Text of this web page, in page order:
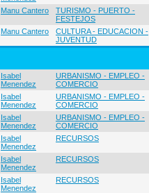
Manu Cantero
TURISMO - PUERTO -
FESTEJOS
Manu Cantero
CULTURA - EDUCACION -
JUVENTUD
Isabel
Menendez
URBANISMO - EMPLEO -
COMERCIO
Isabel
Menendez
URBANISMO - EMPLEO -
COMERCIO
Isabel
Menendez
URBANISMO - EMPLEO -
COMERCIO
Isabel
Menendez
RECURSOS
Isabel
Menendez
RECURSOS
Isabel
Menendez
RECURSOS